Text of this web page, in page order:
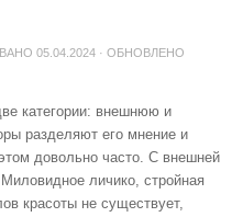
05.04.2024 · ОБНОВЛЕНО
категории: внешнюю и
разделяют его мнение и
довольно часто. С внешней
личико, стройная
красоты не существует,